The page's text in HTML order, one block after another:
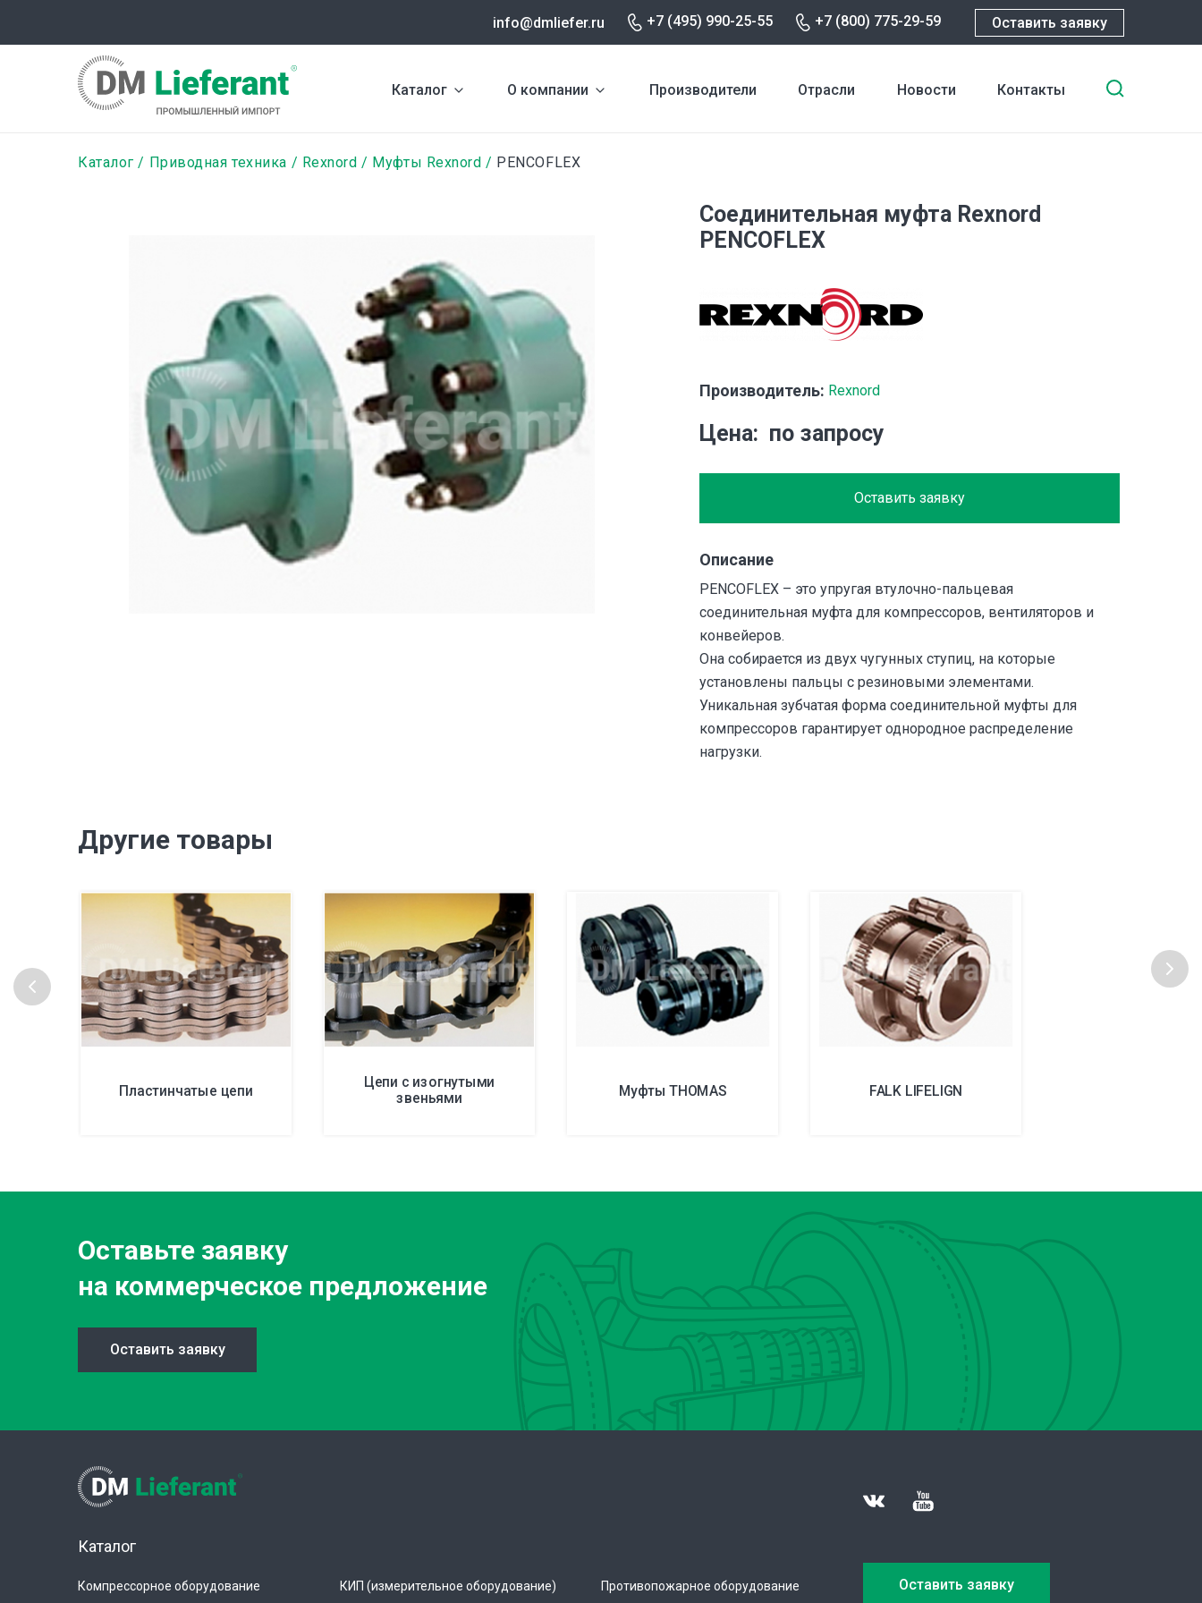
содержанию
info@dmliefer.ru +7 (495) 990-25-55 +7 (800) 775-29-59 Оставить заявку
Каталог О компании Производители Отрасли Новости Контакты
Строка
Каталог Приводная техника Rexnord Муфты Rexnord PENCOFLEX
Соединительная муфта Rexnord
PENCOFLEX
Производитель: Rexnord
Цена по запросу
Оставить заявку
Описание
PENCOFLEX – это упругая втулочно-пальцевая
соединительная муфта для компрессоров, вентиляторов и
конвейеров.
Она собирается из двух чугунных ступиц, на которые
установлены пальцы с резиновыми элементами.
Уникальная зубчатая форма соединительной муфты для
компрессоров гарантирует однородное распределение
нагрузки.
Другие товары
Пластинчатые цепи Цепи с изогнутыми
звеньями Муфты THOMAS FALK LIFELIGN
Оставьте заявку
на коммерческое предложение
Оставить заявку
Каталог
Компрессорное оборудование КИП (измерительное оборудование) Противопожарное оборудование Оставить заявку